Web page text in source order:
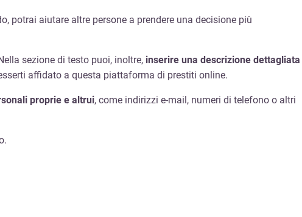
potrai aiutare altre persone a prendere una decisione più
sezione di testo puoi, inoltre, inserire una descrizione dettagliata
affidato a questa piattaforma di prestiti online.
proprie e altrui, come indirizzi e-mail, numeri di telefono o altri